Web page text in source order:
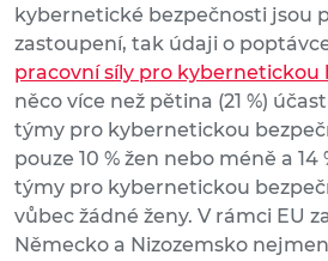
kybernetické bezpečnosti jsou
zastoupení, tak údaji o
pracovní síly pro kybernetickou
něco více než pětina (21 %)
týmy pro kybernetickou
pouze 10 % žen nebo méně a 14
týmy pro kybernetickou
vůbec žádné ženy. V rámci EU
Německo a Nizozemsko